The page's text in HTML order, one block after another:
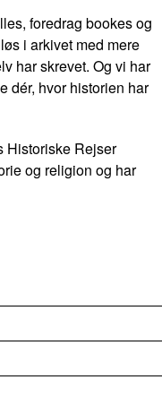
foredrag bookes og
i arkivet med mere
har skrevet. Og vi har
dér, hvor historien har
Historiske Rejser
og religion og har